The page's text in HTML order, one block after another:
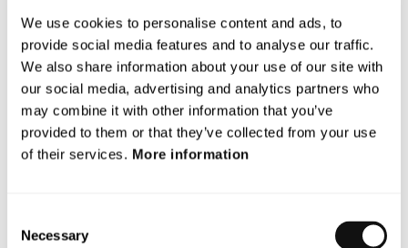
We use cookies to personalise content and ads, to
provide social media features and to analyse our traffic.
We also share information about your use of our site with
our social media, advertising and analytics partners who
may combine it with other information that you’ve
provided to them or that they’ve collected from your use
of their services. More information
Selection
Necessary
Aktieinnehav i Bolaget, inklusive närstående fysisk och
juridisk person:1 804 000 aktier och 77 031
teckningsoptioner.
Anders Blom anses vara oberoende i förhållande till
Bolaget och bolagsledningen men inte till större